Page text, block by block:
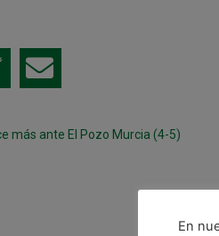
más ante El Pozo Murcia (4-5)
En